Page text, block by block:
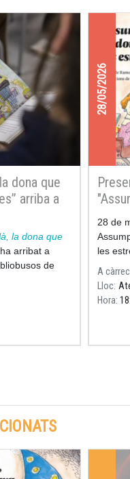
dona que
arriba a
de
la dona que
arribat a
de
28/05/2026
UB
28 de
les
UB
A
Lloc
Hora